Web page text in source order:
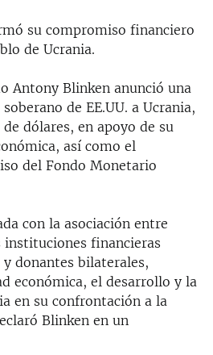
EN AMÉRICA LATINA
su compromiso financiero
de Ucrania.
Antony Blinken anunció una
de EE.UU. a Ucrania,
dólares, en apoyo de su
así como el
del Fondo Monetario
con la asociación entre
financieras
donantes bilaterales,
económica, el desarrollo y la
en su confrontación a la
Blinken en un